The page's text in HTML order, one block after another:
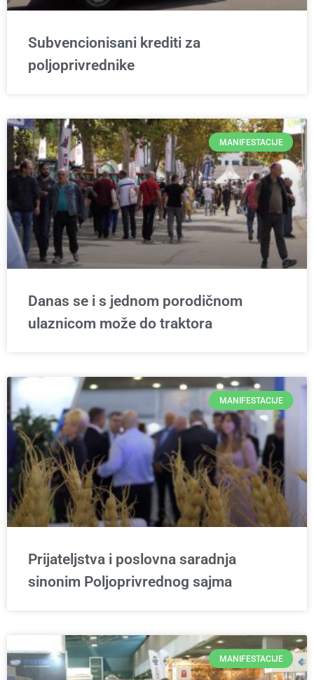
Subvencionisani krediti za
poljoprivrednike
MANIFESTACIJE
Danas se i s jednom porodičnom
ulaznicom može do traktora
MANIFESTACIJE
Prijateljstva i poslovna saradnja
sinonim Poljoprivrednog sajma
MANIFESTACIJE